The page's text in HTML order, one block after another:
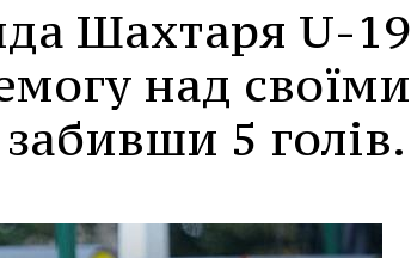
Шахтаря U-19
над своїми
5 голів.